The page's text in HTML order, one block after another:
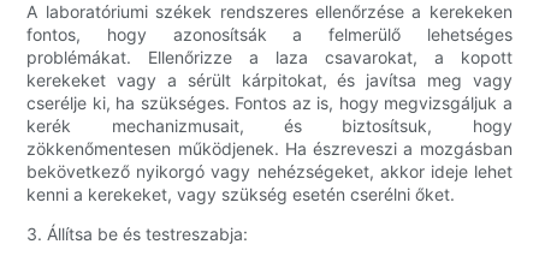
A laboratóriumi székek rendszeres ellenőrzése a kerekeken
fontos, hogy azonosítsák a felmerülő lehetséges
problémákat. Ellenőrizze a laza csavarokat, a kopott
kerekeket vagy a sérült kárpitokat, és javítsa meg vagy
cserélje ki, ha szükséges. Fontos az is, hogy megvizsgáljuk a
kerék mechanizmusait, és biztosítsuk, hogy
zökkenőmentesen működjenek. Ha észreveszi a mozgásban
bekövetkező nyikorgó vagy nehézségeket, akkor ideje lehet
kenni a kerekeket, vagy szükség esetén cserélni őket.
3. Állítsa be és testreszabja: